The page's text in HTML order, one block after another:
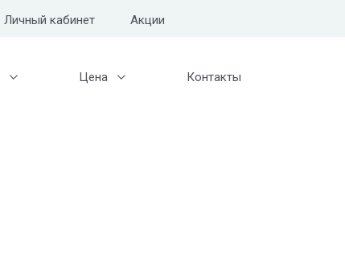
Личный кабинет Акции
Цена Контакты